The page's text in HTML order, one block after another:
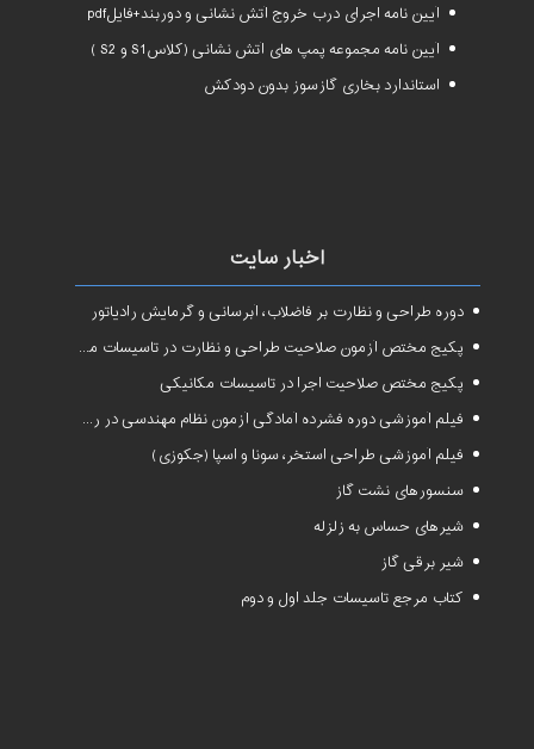
آیین نامه اجرای درب خروج آتش نشانی و دوربند+فایلpdf
آیین نامه مجموعه پمپ های آتش نشانی (کلاسS1 و S2 )
استاندارد بخاری گازسوز بدون دودکش
اخبار سایت
دوره طراحی و نظارت بر فاضلاب، آبرسانی و گرمایش رادیاتور
پکیج مختص آزمون صلاحیت طراحی و نظارت در تاسیسات مکانیکی
پکیج مختص صلاحیت اجرا در تاسیسات مکانیکی
فیلم آموزشی دوره فشرده آمادگی آزمون نظام مهندسی در رشته طراحی و نظارت تاسیسات مکانیکی ساختمان
فیلم آموزشی طراحی استخر، سونا و اسپا (جکوزی)
سنسورهای نشت گاز
شیرهای حساس به زلزله
شیر برقی گاز
کتاب مرجع تاسیسات جلد اول و دوم